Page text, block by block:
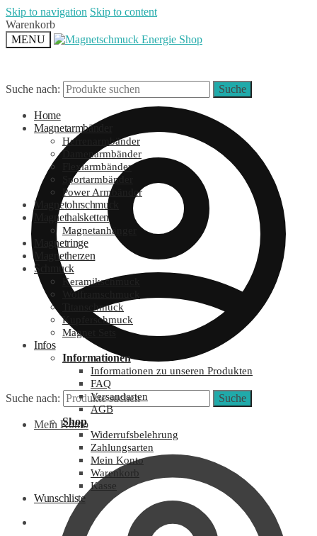
Skip to navigation Skip to content
Warenkorb
MENU
Suche nach: Suche
Mein Konto
Suche nach: Suche
Home
Magnetarmbänder
Herrenarmbänder
Damenarmbänder
Flexiarmbänder
Sportarmbänder
Power Armbänder
Magnetohrschmuck
Magnethalsketten
Magnetanhänger
Magnetringe
Magnetherzen
Schmuck
Keramikschmuck
Wolframschmuck
Titanschmuck
Kupferschmuck
Magnet Sets
Infos
Informationen
Informationen zu unseren Produkten
FAQ
Versandarten
AGB
Shop
Widerrufsbelehrung
Zahlungsarten
Mein Konto
Warenkorb
Kasse
Wunschliste